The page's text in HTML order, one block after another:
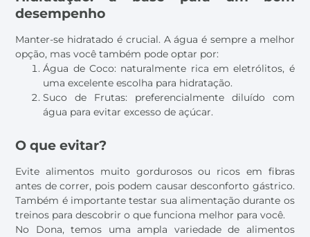
desempenho
Manter-se hidratado é crucial. A água é sempre a melhor
opção, mas você também pode optar por:
Água de Coco: naturalmente rica em eletrólitos, é
uma excelente escolha para hidratação.
Suco de Frutas: preferencialmente diluído com
água para evitar excesso de açúcar.
O que evitar?
Evite alimentos muito gordurosos ou ricos em fibras
antes de correr, pois podem causar desconforto gástrico.
Também é importante testar sua alimentação durante os
treinos para descobrir o que funciona melhor para você.
No Dona, temos uma ampla variedade de alimentos